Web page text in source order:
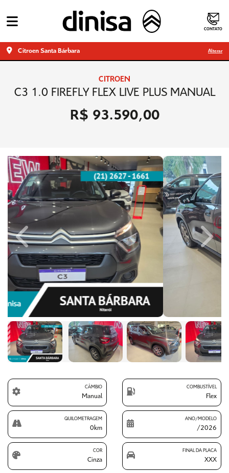
CONTATO
Citroen Santa Bárbara Alterar
CITROEN
C3 1.0 FIREFLY FLEX LIVE PLUS MANUAL
R$ 93.590,00
Previous Next
CÂMBIO
Manual
COMBUSTÍVEL
Flex
QUILOMETRAGEM
0km
ANO/MODELO
/2026
COR
Cinza
FINAL DA PLACA
XXX